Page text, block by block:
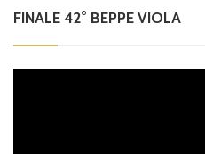
FINALE 42° BEPPE VIOLA